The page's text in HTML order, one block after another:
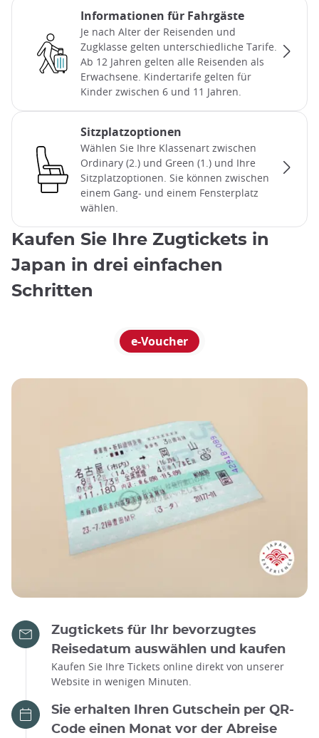
Informationen für Fahrgäste
Je nach Alter der Reisenden und
Zugklasse gelten unterschiedliche Tarife.
Ab 12 Jahren gelten alle Reisenden als
Erwachsene. Kindertarife gelten für
Kinder zwischen 6 und 11 Jahren.
Sitzplatzoptionen
Wählen Sie Ihre Klassenart zwischen
Ordinary (2.) und Green (1.) und Ihre
Sitzplatzoptionen. Sie können zwischen
einem Gang- und einem Fensterplatz
wählen.
Kaufen Sie Ihre Zugtickets in
Japan in drei einfachen
Schritten
e-Voucher
Zugtickets für Ihr bevorzugtes
Reisedatum auswählen und kaufen
Kaufen Sie Ihre Tickets online direkt von unserer
Website in wenigen Minuten.
Sie erhalten Ihren Gutschein per QR-
Code einen Monat vor der Abreise